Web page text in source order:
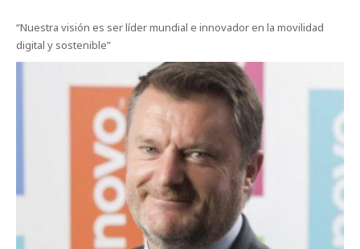
“Nuestra visión es ser líder mundial e innovador en la movilidad
digital y sostenible”